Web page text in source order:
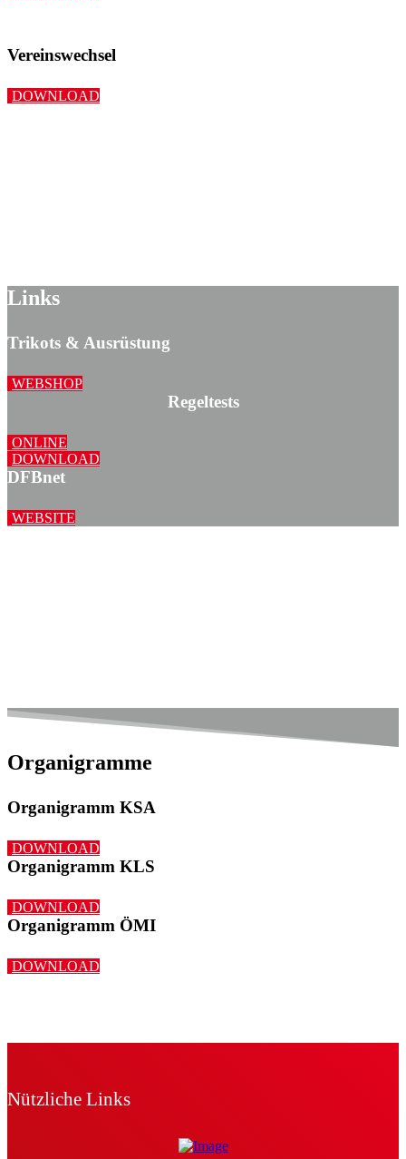
Vereinswechsel
DOWNLOAD
Links
Trikots & Ausrüstung
WEBSHOP
Regeltests
ONLINE
DOWNLOAD
DFBnet
WEBSITE
Organigramme
Organigramm KSA
DOWNLOAD
Organigramm KLS
DOWNLOAD
Organigramm ÖMI
DOWNLOAD
Nützliche Links